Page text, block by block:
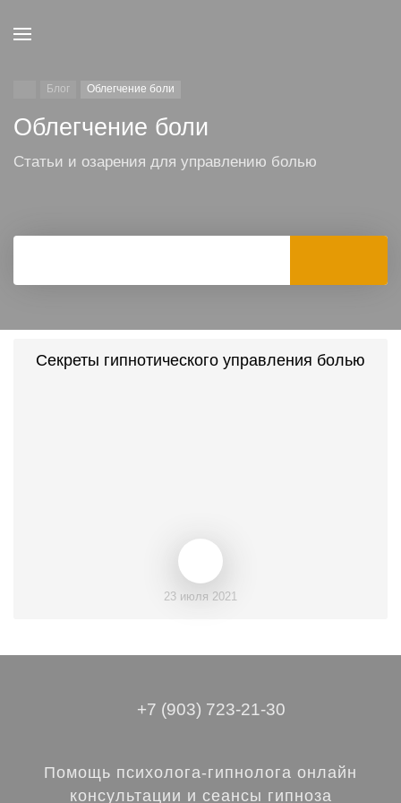
Блог Облегчение боли
Облегчение боли
Статьи и озарения для управлению болью
Секреты гипнотического управления болью
23 июля 2021
+7 (903) 723-21-30
Помощь психолога-гипнолога онлайн
консультации и сеансы гипноза